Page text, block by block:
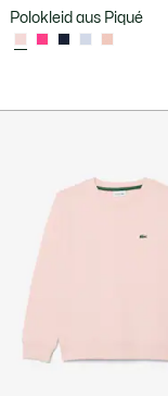
Polokleid aus Piqué